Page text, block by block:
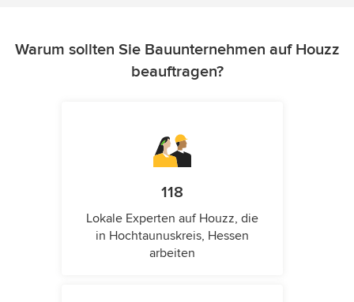
Warum sollten Sie Bauunternehmen auf Houzz
beauftragen?
118
Lokale Experten auf Houzz, die
in Hochtaunuskreis, Hessen
arbeiten